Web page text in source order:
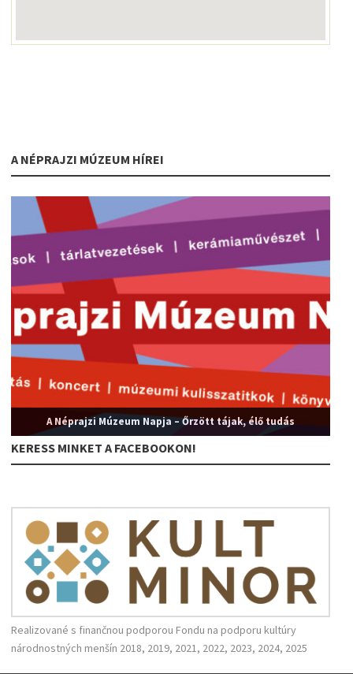
A NÉPRAJZI MÚZEUM HÍREI
A Néprajzi Múzeum Napja – Őrzött tájak, élő tudás
KERESS MINKET A FACEBOOKON!
Realizované s finančnou podporou Fondu na podporu kultúry
národnostných menšín 2018, 2019, 2021, 2022, 2023, 2024, 2025